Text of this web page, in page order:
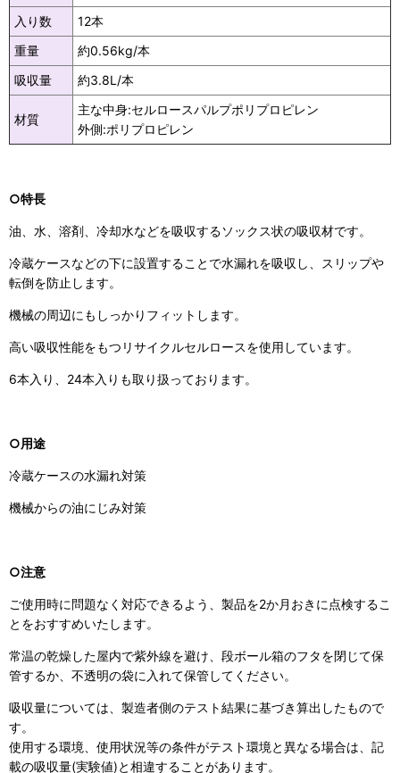
入り数
12本
重量
約0.56kg/本
吸収量
約3.8L/本
材質
主な中身:セルロースパルプポリプロピレン
外側:ポリプロピレン
○特長
油、水、溶剤、冷却水などを吸収するソックス状の吸収材です。
冷蔵ケースなどの下に設置することで水漏れを吸収し、スリップや
転倒を防止します。
機械の周辺にもしっかりフィットします。
高い吸収性能をもつリサイクルセルロースを使用しています。
6本入り、24本入りも取り扱っております。
○用途
冷蔵ケースの水漏れ対策
機械からの油にじみ対策
○注意
ご使用時に問題なく対応できるよう、製品を2か月おきに点検するこ
とをおすすめいたします。
常温の乾燥した屋内で紫外線を避け、段ボール箱のフタを閉じて保
管するか、不透明の袋に入れて保管してください。
吸収量については、製造者側のテスト結果に基づき算出したもので
す。
使用する環境、使用状況等の条件がテスト環境と異なる場合は、記
載の吸収量(実験値)と相違することがあります。